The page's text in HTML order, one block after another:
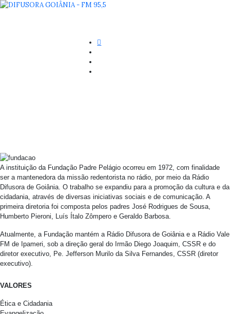
A instituição da Fundação Padre Pelágio ocorreu em 1972, com finalidade
ser a mantenedora da missão redentorista no rádio, por meio da Rádio
Difusora de Goiânia. O trabalho se expandiu para a promoção da cultura e da
cidadania, através de diversas iniciativas sociais e de comunicação. A
primeira diretoria foi composta pelos padres José Rodrigues de Sousa,
Humberto Pieroni, Luís Ítalo Zômpero e Geraldo Barbosa.
Atualmente, a Fundação mantém a Rádio Difusora de Goiânia e a Rádio Vale
FM de Ipameri, sob a direção geral do Irmão Diego Joaquim, CSSR e do
diretor executivo, Pe. Jefferson Murilo da Silva Fernandes, CSSR (diretor
executivo).
VALORES
Ética e Cidadania